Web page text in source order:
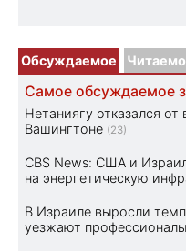
Обсуждаемое
Самое обсуждаемое
Нетаниягу отказался
Вашингтоне (23)
CBS News: США и
на энергетическую
В Израиле выросли
уезжают профессионалы